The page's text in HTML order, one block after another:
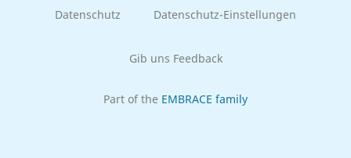
Datenschutz Datenschutz-Einstellungen
Gib uns Feedback
Part of the EMBRACE family